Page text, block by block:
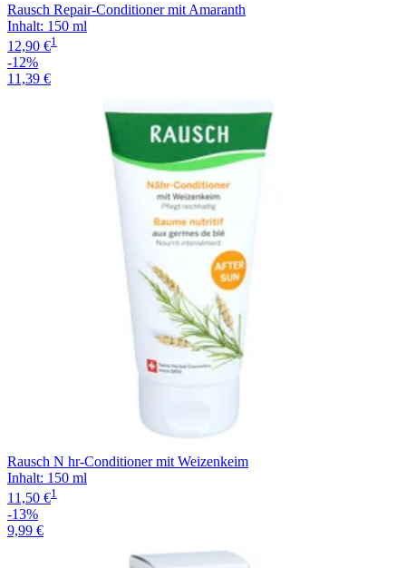
Rausch Repair-Conditioner mit Amaranth
Inhalt: 150 ml
12,90 €1
-12%
11,39 €
Rausch N hr-Conditioner mit Weizenkeim
Inhalt: 150 ml
11,50 €1
-13%
9,99 €